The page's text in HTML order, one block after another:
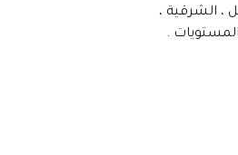
، الشرقية ،
المستويات .